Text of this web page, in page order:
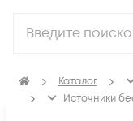
Каталог
Источники